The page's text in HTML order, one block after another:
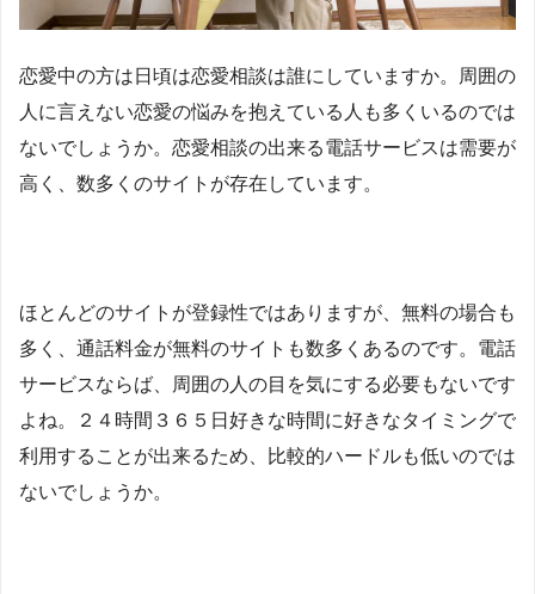
恋愛中の方は日頃は恋愛相談は誰にしていますか。周囲の
人に言えない恋愛の悩みを抱えている人も多くいるのでは
ないでしょうか。恋愛相談の出来る電話サービスは需要が
高く、数多くのサイトが存在しています。
ほとんどのサイトが登録性ではありますが、無料の場合も
多く、通話料金が無料のサイトも数多くあるのです。電話
サービスならば、周囲の人の目を気にする必要もないです
よね。２４時間３６５日好きな時間に好きなタイミングで
利用することが出来るため、比較的ハードルも低いのでは
ないでしょうか。